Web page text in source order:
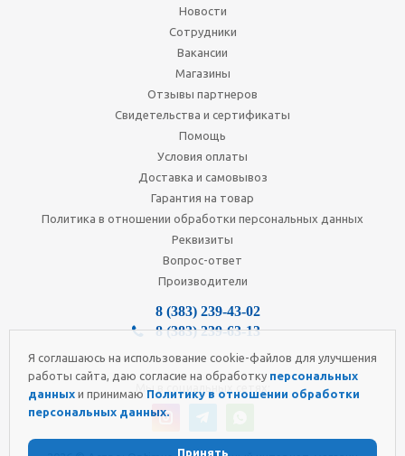
Я соглашаюсь на использование cookie-файлов для улучшения
работы сайта, даю согласие на обработку персональных
данных и принимаю Политику в отношении обработки
персональных данных.
Принять
Новости
Сотрудники
Вакансии
Магазины
Отзывы партнеров
Свидетельства и сертификаты
Помощь
Условия оплаты
Доставка и самовывоз
Гарантия на товар
Политика в отношении обработки персональных данных
Реквизиты
Вопрос-ответ
Производители
8 (383) 239-43-02
8 (383) 239-63-13
Мы в социальных сетях: